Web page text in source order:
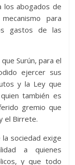
los abogados de
para
gastos de las
Surún, para el
ejercer sus
y la Ley que
también es
gremio que
el Birrete.
sociedad exige
a quienes
y que todo